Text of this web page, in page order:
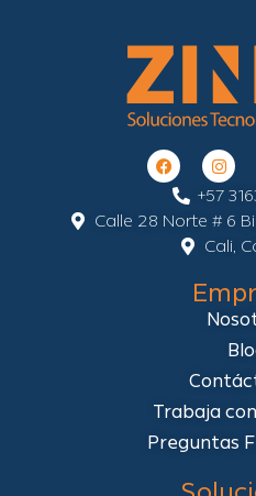
+57
Calle 28 Norte # 6
Cali,
Trabaja
Preguntas